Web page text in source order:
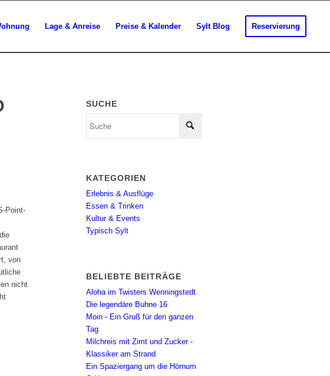
Lage & Anreise Preise & Kalender Sylt Blog Reservierung
Point-
von
nicht
SUCHE
KATEGORIEN
Erlebnis & Ausflüge
Essen & Trinken
Kultur & Events
Typisch Sylt
BELIEBTE BEITRÄGE
Aloha im Twisters Wenningstedt
Die legendäre Buhne 16
Moin - Ein Gruß für den ganzen
Tag
Milchreis mit Zimt und Zucker -
Klassiker am Strand
Ein Spaziergang um die Hörnum